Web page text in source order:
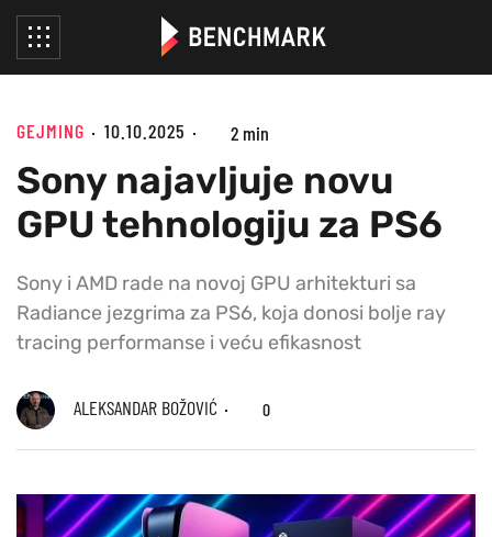
GEJMING 10.10.2025 2 min
Sony najavljuje novu
GPU tehnologiju za PS6
Sony i AMD rade na novoj GPU arhitekturi sa
Radiance jezgrima za PS6, koja donosi bolje ray
tracing performanse i veću efikasnost
ALEKSANDAR BOŽOVIĆ 0